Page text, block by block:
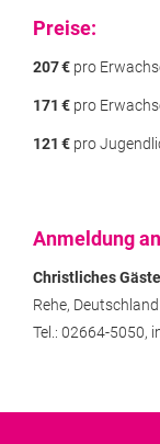
Preise:
207€ pro
171 € pro
121 € pro
Anmeldung
Christliches
Rehe, Deutschland
Tel.: 02664-5050,